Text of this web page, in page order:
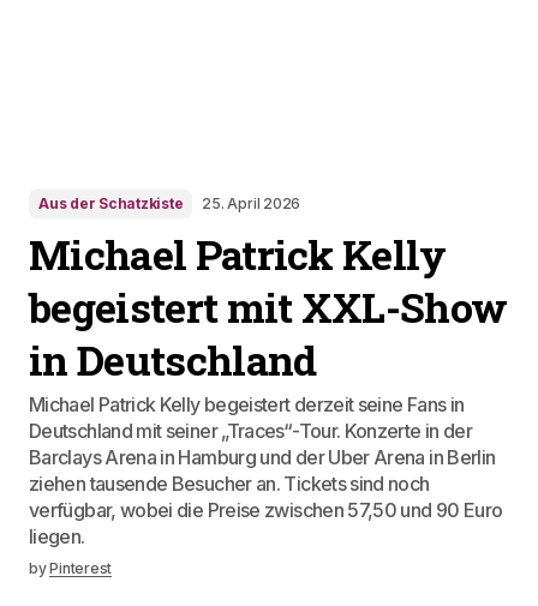
Aus der Schatzkiste 25. April 2026
Michael Patrick Kelly
begeistert mit XXL-Show
in Deutschland
Michael Patrick Kelly begeistert derzeit seine Fans in
Deutschland mit seiner „Traces“-Tour. Konzerte in der
Barclays Arena in Hamburg und der Uber Arena in Berlin
ziehen tausende Besucher an. Tickets sind noch
verfügbar, wobei die Preise zwischen 57,50 und 90 Euro
liegen.
byPinterest